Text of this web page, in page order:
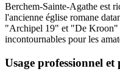
Berchem-Sainte-Agathe est
l'ancienne église romane
"Archipel 19" et "De Kroon"
incontournables pour les
Usage professionnel